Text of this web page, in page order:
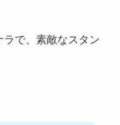
で、素敵なスタン